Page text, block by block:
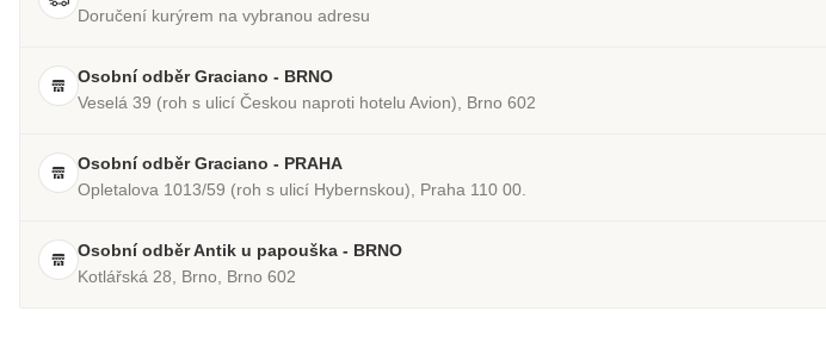
Doručení kurýrem na vybranou adresu
Osobní odběr Graciano - BRNO
Veselá 39 (roh s ulicí Českou naproti hotelu Avion), Brno 602
Osobní odběr Graciano - PRAHA
Opletalova 1013/59 (roh s ulicí Hybernskou), Praha 110 00.
Osobní odběr Antik u papouška - BRNO
Kotlářská 28, Brno, Brno 602